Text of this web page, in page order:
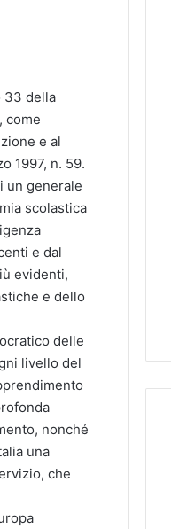
33 della
come
e al
1997, n. 59.
un generale
scolastica
e dal
evidenti,
e dello
delle
livello del
nonché
una
che